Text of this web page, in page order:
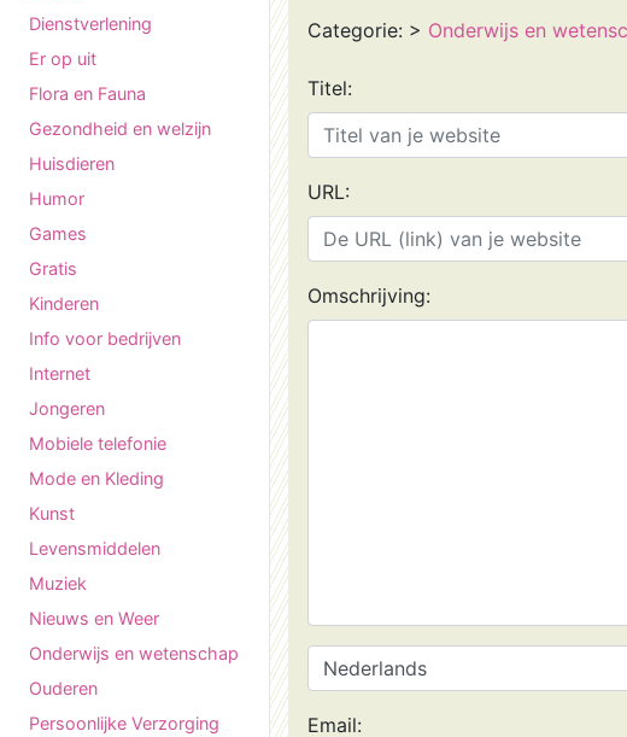
Dienstverlening
Er op uit
Flora en Fauna
Gezondheid en welzijn
Huisdieren
Humor
Games
Gratis
Kinderen
Info voor bedrijven
Internet
Jongeren
Mobiele telefonie
Mode en Kleding
Kunst
Levensmiddelen
Muziek
Nieuws en Weer
Onderwijs en wetenschap
Ouderen
Persoonlijke Verzorging
Categorie: > Onderwijs en
Titel:
URL:
Omschrijving:
Email: